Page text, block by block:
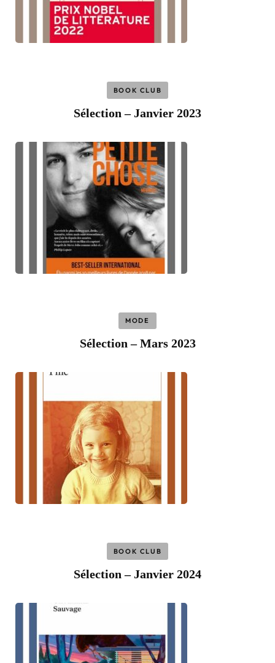
BOOK CLUB
Sélection – Janvier 2023
MODE
Sélection – Mars 2023
BOOK CLUB
Sélection – Janvier 2024